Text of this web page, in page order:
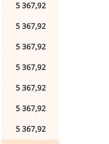
5 367,92
5 367,92
5 367,92
5 367,92
5 367,92
5 367,92
5 367,92